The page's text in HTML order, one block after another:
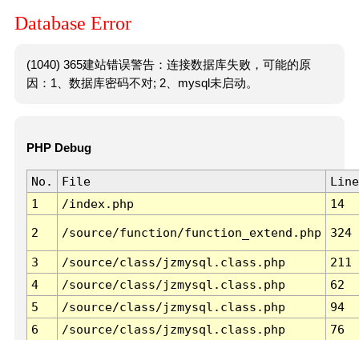
Database Error
(1040) 365建站错误警告：连接数据库失败，可能的原
因：1、数据库密码不对; 2、mysql未启动。
PHP Debug
No. File
Line
1
/index.php 14
2 /source/function/function_extend.php 324
3 /source/class/jzmysql.class.php
211
4
/source/class/jzmysql.class.php
62
5
/source/class/jzmysql.class.php
94
6
/source/class/jzmysql.class.php 76